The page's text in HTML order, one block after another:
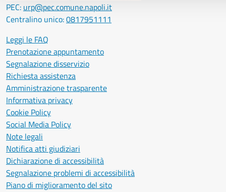
PEC: urp@pec.comune.napoli.it
Centralino unico:0817951111
Leggi le FAQ
Prenotazione appuntamento
Segnalazione disservizio
Richiesta assistenza
Amministrazione trasparente
Informativa privacy
Cookie Policy
Social Media Policy
Note legali
Notifica atti giudiziari
Dichiarazione di accessibilità
Segnalazione problemi di accessibilità
Piano di miglioramento del sito